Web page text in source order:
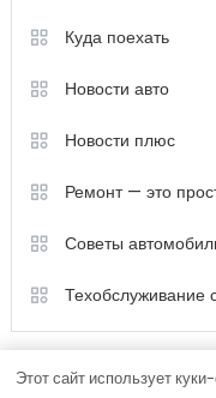
Куда поехать
Новости авто
Новости плюс
Ремонт — это
Советы
Техобслуживание
Этот сайт использует